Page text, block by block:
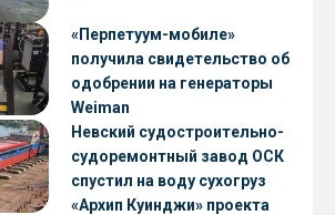
«Перпетуум-мобиле»
получила свидетельство об
одобрении на генераторы
Weiman
Невский судостроительно-
судоремонтный завод ОСК
спустил на воду сухогруз
«Архип Куинджи» проекта